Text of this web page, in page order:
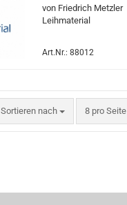
von Friedrich Metzler
Leihmaterial
Art.Nr.: 88012
Sortieren nach 8 pro Seite